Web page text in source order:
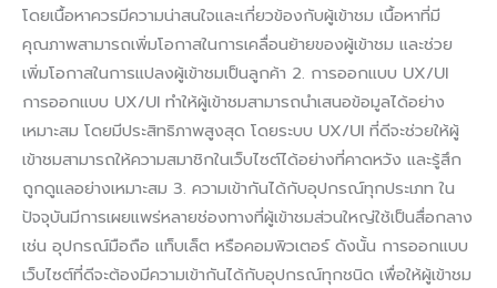
โดยเนื้อหาควรมีความน่าสนใจและเกี่ยวข้องกับผู้เข้าชม เนื้อหาที่มี
คุณภาพสามารถเพิ่มโอกาสในการเคลื่อนย้ายของผู้เข้าชม และช่วย
เพิ่มโอกาสในการแปลงผู้เข้าชมเป็นลูกค้า 2. การออกแบบ UX/UI
การออกแบบ UX/UI ทำให้ผู้เข้าชมสามารถนำเสนอข้อมูลได้อย่าง
เหมาะสม โดยมีประสิทธิภาพสูงสุด โดยระบบ UX/UI ที่ดีจะช่วยให้ผู้
เข้าชมสามารถให้ความสมาชิกในเว็บไซต์ได้อย่างที่คาดหวัง และรู้สึก
ถูกดูแลอย่างเหมาะสม 3. ความเข้ากันได้กับอุปกรณ์ทุกประเภท ใน
ปัจจุบันมีการเผยแพร่หลายช่องทางที่ผู้เข้าชมส่วนใหญ่ใช้เป็นสื่อกลาง
เช่น อุปกรณ์มือถือ แท็บเล็ต หรือคอมพิวเตอร์ ดังนั้น การออกแบบ
เว็บไซต์ที่ดีจะต้องมีความเข้ากันได้กับอุปกรณ์ทุกชนิด เพื่อให้ผู้เข้าชม